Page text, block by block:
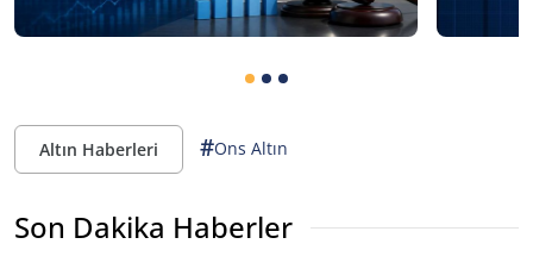
Altın Haberleri #Ons Altın
Son Dakika Haberler